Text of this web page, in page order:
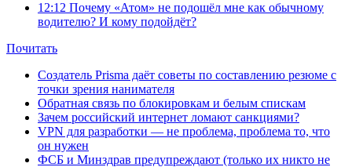
12:12 Почему «Атом» не подошёл мне как обычному
водителю? И кому подойдёт?
Почитать
Создатель Prisma даёт советы по составлению резюме с
точки зрения нанимателя
Обратная связь по блокировкам и белым спискам
Зачем российский интернет ломают санкциями?
VPN для разработки — не проблема, проблема то, что
он нужен
ФСБ и Минздрав предупреждают (только их никто не